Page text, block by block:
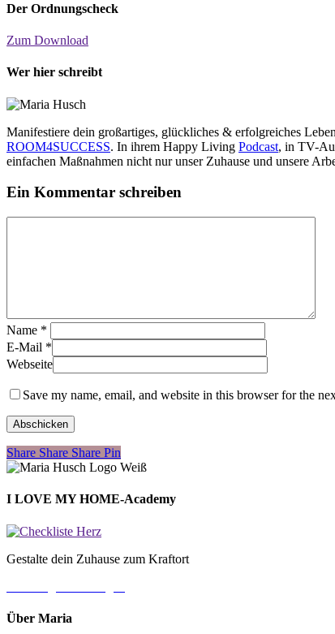
Der Ordnungscheck
Zum Download
Wer hier schreibt
Manifestiere dein großartiges, glückliches & erfolgreiches
ROOM4SUCCESS. In ihrem Happy Living Podcast, in TV-
einfachen Maßnahmen nicht nur unser Zuhause und unsere
Ein Kommentar schreiben
Name *
E-Mail *
Webseite
Save my name, email, and website in this browser for the
Share
Share Share Share Pin
I LOVE MY HOME-Academy
Gestalte dein Zuhause zum Kraftort
Über Maria